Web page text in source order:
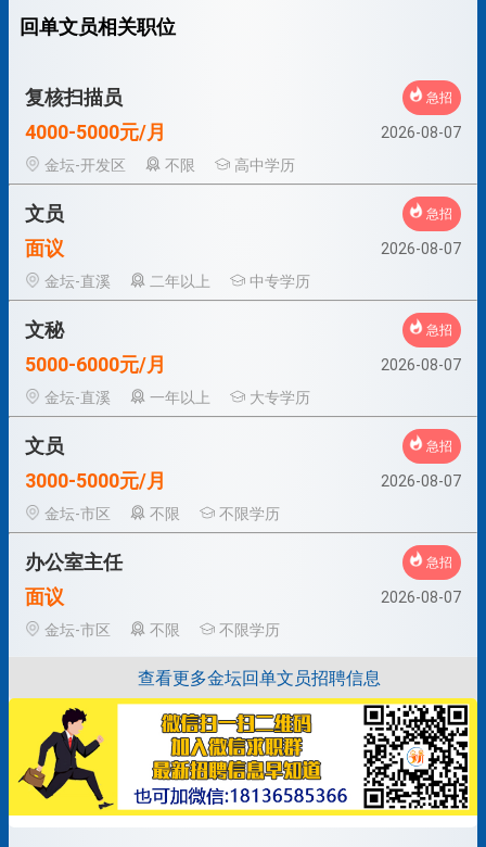
回单文员相关职位
复核扫描员 急招
4000-5000元/月
2026-08-07
金坛-开发区
不限 高中学历
文员 急招
面议
2026-08-07
金坛-直溪
二年以上 中专学历
文秘 急招
5000-6000元/月
2026-08-07
金坛-直溪
一年以上 大专学历
文员 急招
3000-5000元/月
2026-08-07
金坛-市区
不限 不限学历
办公室主任 急招
面议
2026-08-07
金坛-市区
不限 不限学历
查看更多金坛回单文员招聘信息